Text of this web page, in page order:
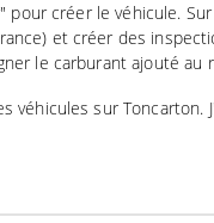
créer le véhicule.
et créer des
le carburant ajouté au
véhicules sur Toncarton.